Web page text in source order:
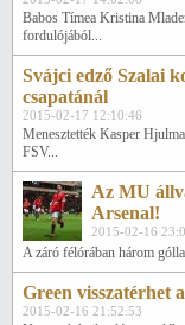
Babos Tímea Kristina
fordulójából...
Svájci edző Szalai
csapatánál
2015-02-17 12:10:46
Menesztették Kasper
FSV...
Az MU
Arsenal!
2015-02-16
A záró félórában három
Green visszatérhet
2015-02-16 21:52:53